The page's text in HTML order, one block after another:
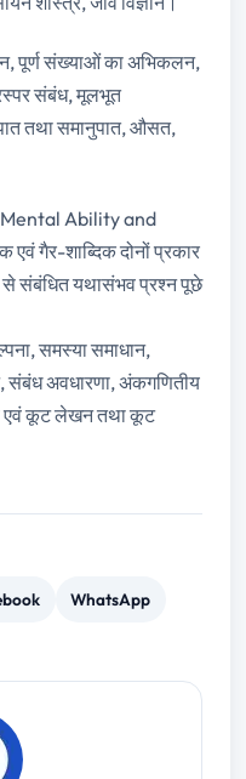
पूर्ण संख्याओं का अभिकलन,
संबंध, मूलभूत
तथा समानुपात, औसत,
(Mental Ability and
गैर-शाब्दिक दोनों प्रकार
संबंधित यथासंभव प्रश्न पूछे
समस्या समाधान,
संबंध अवधारणा, अंकगणितीय
एवं कूट लेखन तथा कूट
WhatsApp